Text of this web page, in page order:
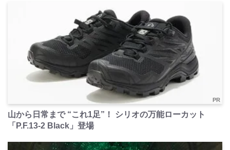
PR
山から日常まで “これ1足”！ シリオの万能ローカット
「P.F.13-2 Black」登場